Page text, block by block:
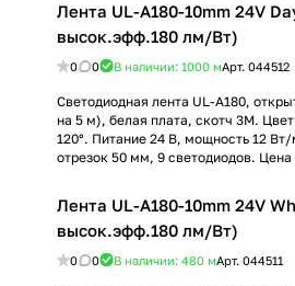
Лента UL-A180-10mm 24V
высок.эфф.180 лм/Вт)
0 0 В наличии: 1000 мАрт. 044512
Светодиодная лента UL-A180,
на 5 м), белая плата, скотч 3M.
120°. Питание 24 В, мощность 12
отрезок 50 мм, 9 светодиодов. Цена
Лента UL-A180-10mm 24V
высок.эфф.180 лм/Вт)
0 0 В наличии: 480 мАрт. 044511